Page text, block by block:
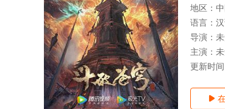
地区：
语言：
导演：
主演：
更新时间
